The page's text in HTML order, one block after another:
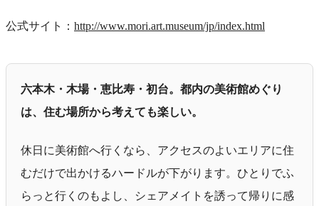
公式サイト： http://www.mori.art.museum/jp/index.html
六本木・木場・恵比寿・初台。都内の美術館めぐり
は、住む場所から考えても楽しい。
休日に美術館へ行くなら、アクセスのよいエリアに住
むだけで出かけるハードルが下がります。ひとりでふ
らっと行くのもよし、シェアメイトを誘って帰りに感